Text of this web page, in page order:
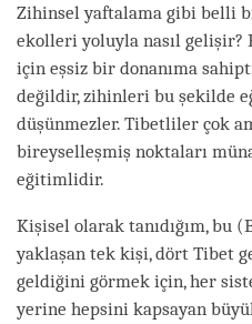
Zihinsel yaftalama gibi belli
ekolleri yoluyla nasıl gelişir?
için eşsiz bir donanıma
değildir, zihinleri bu şekilde
düşünmezler. Tibetliler çok
bireyselleşmiş noktaları
eğitimlidir.
Kişisel olarak tanıdığım, bu
yaklaşan tek kişi, dört Tibet
geldiğini görmek için, her
yerine hepsini kapsayan